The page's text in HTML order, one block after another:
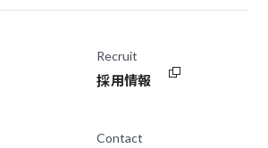
Recruit
採用情報
Contact